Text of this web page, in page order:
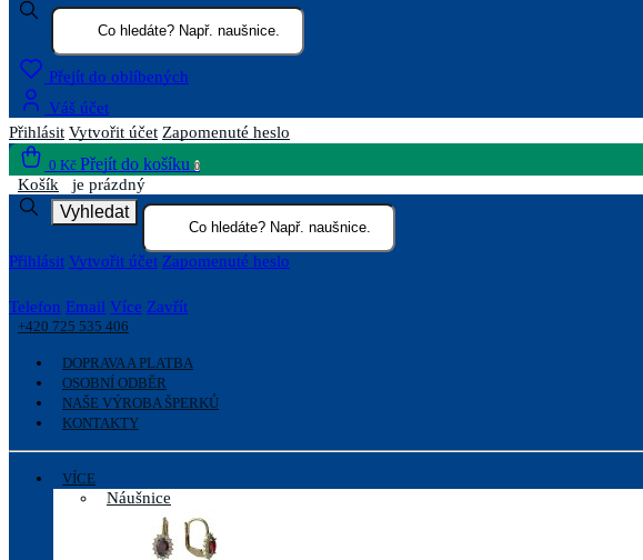
Přejít do oblíbených
Váš účet
Přihlásit Vytvořit účet Zapomenuté heslo
0 Kč Přejít do košíku 0
Košík je prázdný
Vyhledat
Přihlásit Vytvořit účet Zapomenuté heslo
Telefon Email Více Zavřít
+420 725 535 406
DOPRAVA A PLATBA
OSOBNÍ ODBĚR
NAŠE VÝROBA ŠPERKŮ
KONTAKTY
VÍCE
Náušnice